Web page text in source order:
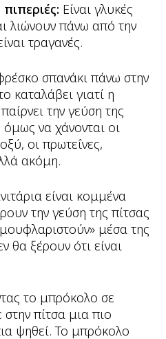
πιπεριές: Είναι γλυκές
λιώνουν πάνω από την
τραγανές.
σπανάκι πάνω στην
καταλάβει γιατί η
την γεύση της
όμως να χάνονται οι
οι πρωτεΐνες,
ακόμη.
είναι κομμένα
την γεύση της πίτσας
μέσα της
θα ξέρουν ότι είναι
το μπρόκολο σε
πίτσα μια πιο
ψηθεί. Το μπρόκολο